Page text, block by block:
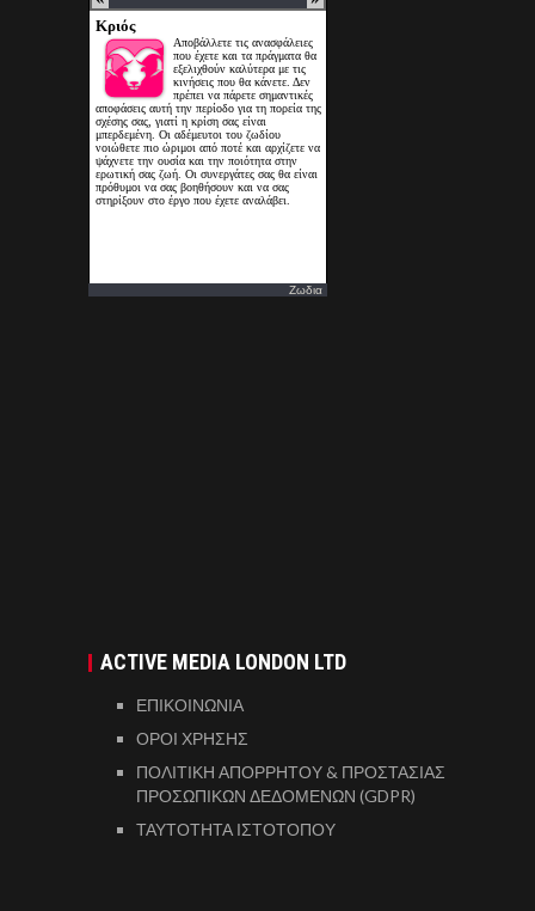
Ζωδια
ACTIVE MEDIA LONDON LTD
ΕΠΙΚΟΙΝΩΝΙΑ
ΟΡΟΙ ΧΡΗΣΗΣ
ΠΟΛΙΤΙΚΗ ΑΠΟΡΡΗΤΟΥ & ΠΡΟΣΤΑΣΙΑΣ
ΠΡΟΣΩΠΙΚΩΝ ΔΕΔΟΜΕΝΩΝ (GDPR)
ΤΑΥΤΟΤΗΤΑ ΙΣΤΟΤΟΠΟΥ